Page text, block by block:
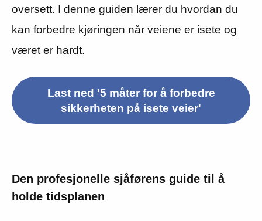
oversett. I denne guiden lærer du hvordan du
kan forbedre kjøringen når veiene er isete og
været er hardt.
Last ned '5 måter for å forbedre
sikkerheten på isete veier'
Den profesjonelle sjåførens guide til å
holde tidsplanen